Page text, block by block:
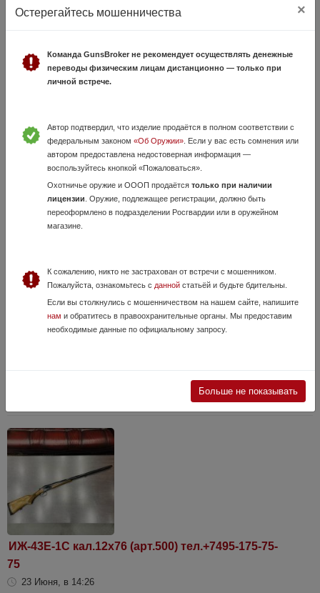
оружием
4 Августа, в 09:49
https://t.me/lyberetskiy_arsenal/4062 Оружейный салон «Люберецкий
Арсенал» МО, г. Люберцы, ул. Хлебозаводская, д. 8б Резерв в
торгом зале:+7(926)428-18-25, +7(495...
А. Форжерон (A. Forgeron)
17 Июля, в 21:50
Гравировка - скрол. Эжекторы. Детали механизма позолочены.
ИЖ-43Е-1С кал.12х76 (арт.500) тел.+7495-175-75-
75
23 Июня, в 14:26
Остерегайтесь мошенничества ×
Команда GunsBroker не рекомендует осуществлять денежные
переводы физическим лицам дистанционно — только при
личной встрече.
Автор подтвердил, что изделие продаётся в полном соответствии с
федеральным законом «Об Оружии». Если у вас есть сомнения или
автором предоставлена недостоверная информация —
воспользуйтесь кнопкой «Пожаловаться».
Охотничье оружие и ОООП продаётся только при наличии
лицензии . Оружие, подлежащее регистрации, должно быть
переоформлено в подразделении Росгвардии или в оружейном
магазине.
К сожалению, никто не застрахован от встречи с мошенником.
Пожалуйста, ознакомьтесь с даннойстатьёй и будьте бдительны.
Если вы столкнулись с мошенничеством на нашем сайте, напишите
нам и обратитесь в правоохранительные органы. Мы предоставим
необходимые данные по официальному запросу.
Больше не показывать